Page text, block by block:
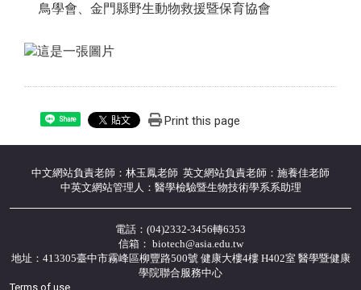
鳥學會、金門縣野生動物救援暨保育協會
Share Print this page
中文網站負責老師：林玉鳳老師 英文網站負責老師：施養佳老師
中英文網站管理人：醫學檢驗暨生物技術學系系助理
電話：(04)2332-3456轉6353
信箱： biotech@asia.edu.tw
地址：413305臺中市霧峰區柳豐路500號 健康大樓4樓 H402室 醫學暨健康
學院聯合服務中心
Terms of use